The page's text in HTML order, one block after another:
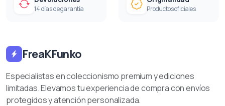
14 días de garantía Productos oficiales
FreaKFunko
Especialistas en coleccionismo premium y ediciones
limitadas. Elevamos tu experiencia de compra con envíos
protegidos y atención personalizada.